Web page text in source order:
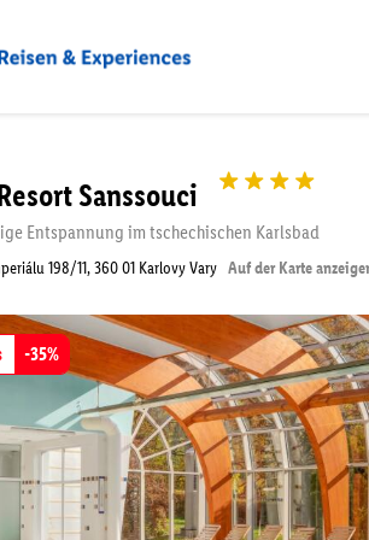
Sanssouci
Entspannung im tschechischen Karlsbad
198/11,360 01 Karlovy Vary Auf der Karte
-35%